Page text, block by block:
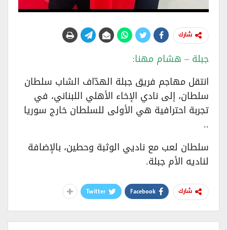
شارك
جبلة – هشام مهنا:
انتقل مهاجم فريق جبلة الهدّاف الشاب سلطان
سلطان، إلى نادي الإخاء الأهلي اللبناني، في
تجربة احترافية هي الأولى للسلطان خارج سوريا
..
سلطان لعب مع ناديي الوثبة وحطين، بالإضافة
لناديه الأم جبلة.
شارك Facebook
Twitter